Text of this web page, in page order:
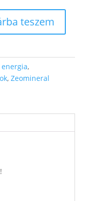
teszem
,
, Zeomineral